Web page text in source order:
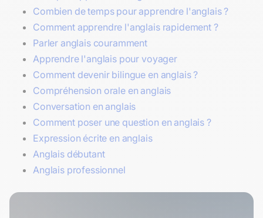
Combien de temps pour apprendre l'anglais ?
Comment apprendre l'anglais rapidement ?
Parler anglais couramment
Apprendre l'anglais pour voyager
Comment devenir bilingue en anglais ?
Compréhension orale en anglais
Conversation en anglais
Comment poser une question en anglais ?
Expression écrite en anglais
Anglais débutant
Anglais professionnel